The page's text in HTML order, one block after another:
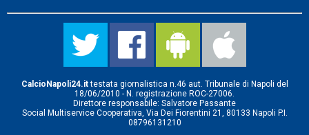
CalcioNapoli24.ittestata giornalistica n.46 aut. Tribunale di Napoli del
18/06/2010 - N. registrazione ROC-27006.
Direttore responsabile: Salvatore Passante
Social Multiservice Cooperativa, Via Dei Fiorentini 21, 80133 Napoli P.I.
08796131210